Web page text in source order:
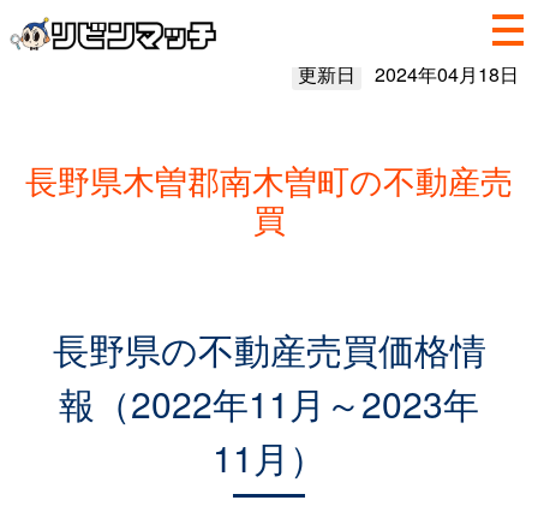
更新日 2024年04月18日
長野県木曽郡南木曽町の不動産売
買
長野県の不動産売買価格情
報（2022年11月～2023年
11月）